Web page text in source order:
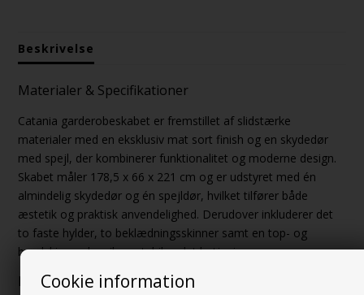
Cookie information
Beskrivelse
Materialer & Specifikationer
Catania garderobeskabet er fremstillet af slidstærke
materialer med en eksklusiv mat sort finish og en skydedør
med spejl, der kombinerer funktionalitet og moderne design.
Skabet måler 178,5 x 66 x 221 cm og er udstyret med én
almindelig skydedør og én spejldør, hvilket tilfører både
æstetik og praktisk anvendelighed. Derudover inkluderer det
to faste hylder, to beklædningsskinner samt en top- og
bundskinne, der sikrer stabil og let betjening.
Funktionalitet